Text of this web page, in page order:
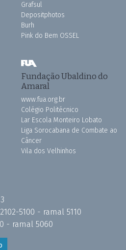
Grafsul
Depositphotos
Burh
Pink do Bem OSSEL
Fundação Ubaldino do
Amaral
www.fua.org.br
Colégio Politécnico
Lar Escola Monteiro Lobato
Liga Sorocabana de Combate ao
Câncer
Vila dos Velhinhos
5100 - ramal 5110
- ramal 5060